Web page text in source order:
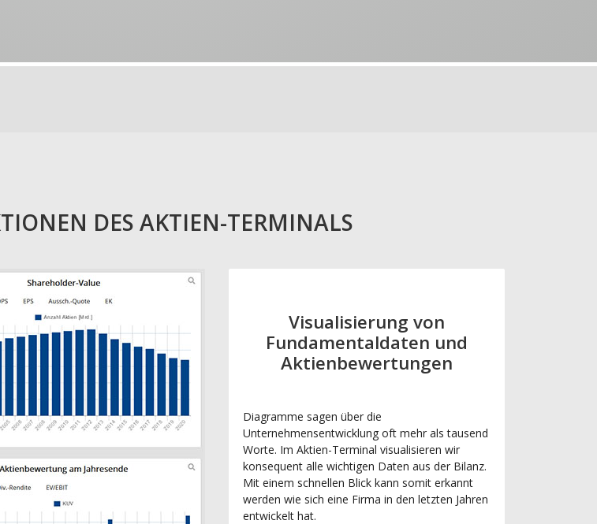
DES AKTIEN-TERMINALS
Visualisierung von
Fundamentaldaten und
Aktienbewertungen
Diagramme sagen über die
Unternehmensentwicklung oft mehr als tausend
Worte. Im Aktien-Terminal visualisieren wir
konsequent alle wichtigen Daten aus der Bilanz.
Mit einem schnellen Blick kann somit erkannt
werden wie sich eine Firma in den letzten Jahren
entwickelt hat.